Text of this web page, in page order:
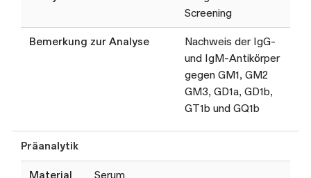
Screening
Bemerkung zur Analyse
Nachweis der IgG-
und IgM-Antikörper
gegen GM1, GM2
GM3, GD1a, GD1b,
GT1b und GQ1b
Präanalytik
Material Serum